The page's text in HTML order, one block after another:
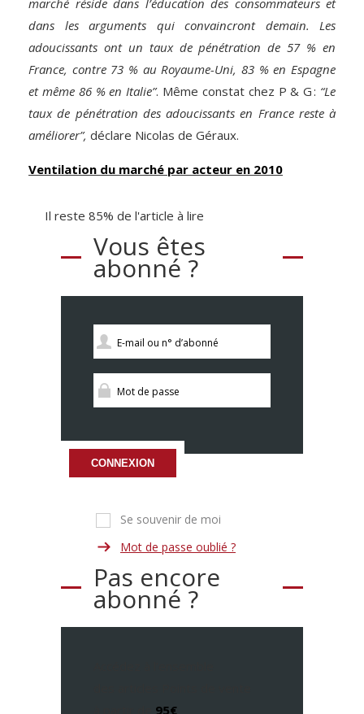
marché réside dans l’éducation des consommateurs et
dans les arguments qui convaincront demain. Les
adoucissants ont un taux de pénétration de 57 % en
France, contre 73 % au Royaume-Uni, 83 % en Espagne
et même 86 % en Italie”. Même constat chez P & G : “Le
taux de pénétration des adoucissants en France reste à
améliorer”, déclare Nicolas de Géraux.
Ventilation du marché par acteur en 2010
Il reste 85% de l'article à lire
Vous êtes
abonné ?
CONNEXION
Se souvenir de moi
Mot de passe oublié ?
Pas encore
abonné ?
95€